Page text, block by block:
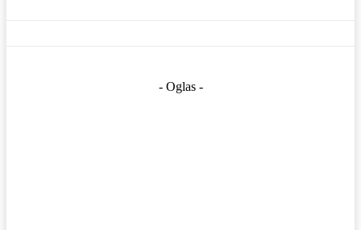
- Oglas -